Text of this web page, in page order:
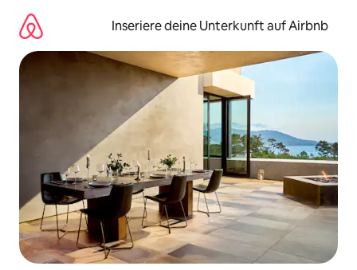
Inhalten
springen
Inseriere deine Unterkunft auf Airbnb